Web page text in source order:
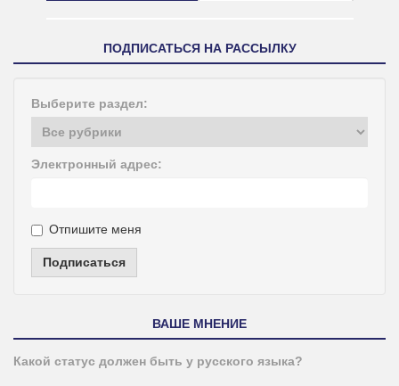
ПОДПИСАТЬСЯ НА РАССЫЛКУ
Выберите раздел:
Электронный адрес:
Отпишите меня
Подписаться
ВАШЕ МНЕНИЕ
Какой статус должен быть у русского языка?